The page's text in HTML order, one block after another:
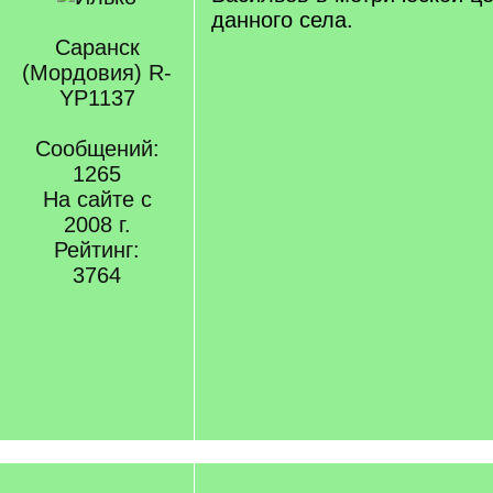
Саранск
(Мордовия) R-
YP1137
Сообщений:
1265
На сайте с
2008 г.
Рейтинг:
3764
данного села.